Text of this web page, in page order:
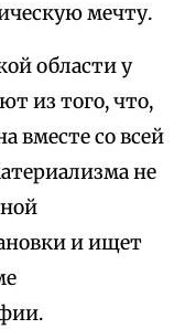
мечту.
области у
из того, что,
вместе со всей
не
и ищет